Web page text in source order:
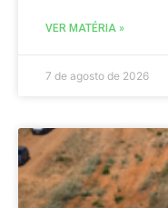
VER MATÉRIA »
7 de agosto de 2026